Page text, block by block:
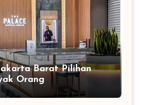
Barat Pilihan
Orang